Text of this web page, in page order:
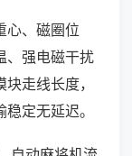
心、磁圈位
、强电磁干扰
走线长度，
定无延迟。